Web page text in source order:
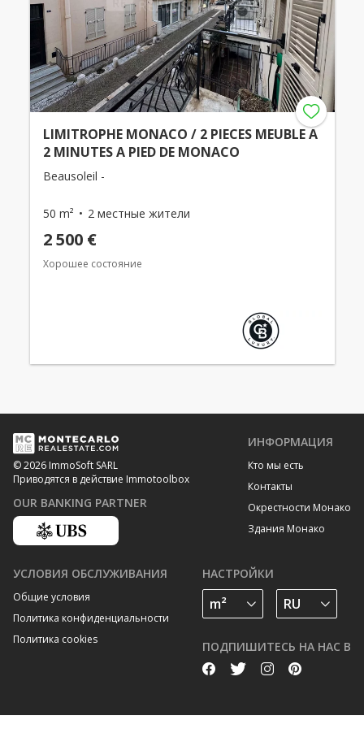
LIMITROPHE MONACO / 2 PIECES MEUBLE A
2 MINUTES A PIED DE MONACO
Beausoleil -
50 m² 2 местные жители
2 500 €
Хорошее состояние
© 2026 ImmoSoft SARL
Приводятся в действие Immotoolbox
OUR BANKING PARTNER
ИНФОРМАЦИЯ
Кто мы есть
Контакты
Окрестности Монако
Здания Монако
УСЛОВИЯ ОБСЛУЖИВАНИЯ
Общие условия
Политика конфиденциальности
Политика cookies
НАСТРОЙКИ
ПОДПИШИТЕСЬ НА НАС В